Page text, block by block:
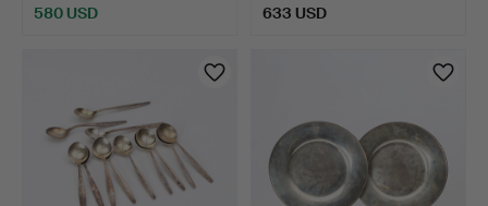
580 USD 633 USD